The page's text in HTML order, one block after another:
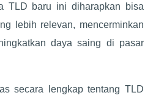
TLD baru ini diharapkan bisa
lebih relevan, mencerminkan
daya saing di pasar
secara lengkap tentang TLD